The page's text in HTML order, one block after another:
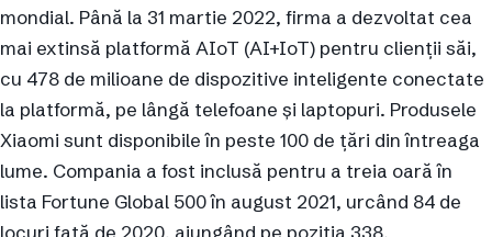
mondial. Până la 31 martie 2022, firma a dezvoltat cea
mai extinsă platformă AIoT (AI+IoT) pentru clienții săi,
cu 478 de milioane de dispozitive inteligente conectate
la platformă, pe lângă telefoane și laptopuri. Produsele
Xiaomi sunt disponibile în peste 100 de țări din întreaga
lume. Compania a fost inclusă pentru a treia oară în
lista Fortune Global 500 în august 2021, urcând 84 de